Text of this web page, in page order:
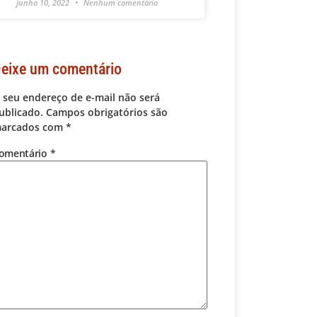
junho 10, 2022 Nenhum comentário
um comentário
seu endereço de e-mail não será
Campos obrigatórios são
com *
*